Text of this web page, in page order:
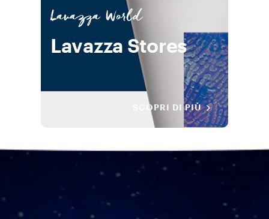
Lavazza World
Lavazza Stores
SCOPRI DI PIÙ